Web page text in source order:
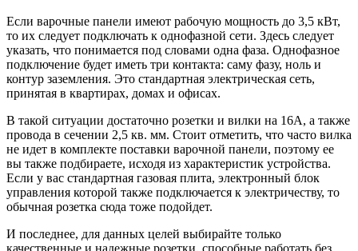
Если варочные панели имеют рабочую мощность до 3,5 кВт,
то их следует подключать к однофазной сети. Здесь следует
указать, что понимается под словами одна фаза. Однофазное
подключение будет иметь три контакта: саму фазу, ноль и
контур заземления. Это стандартная электрическая сеть,
принятая в квартирах, домах и офисах.
В такой ситуации достаточно розетки и вилки на 16А, а также
провода в сечении 2,5 кв. мм. Стоит отметить, что часто вилка
не идет в комплекте поставки варочной панели, поэтому ее
вы также подбираете, исходя из характеристик устройства.
Если у вас стандартная газовая плита, электронный блок
управления которой также подключается к электричеству, то
обычная розетка сюда тоже подойдет.
И последнее, для данных целей выбирайте только
качественные и надежные розетки, способные работать без